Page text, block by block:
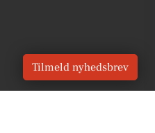
Tilmeld nyhedsbrev